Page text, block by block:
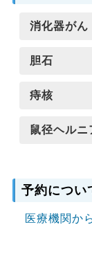
消化器がん
胆石
痔核
鼠径ヘルニ
予約につい
医療機関か